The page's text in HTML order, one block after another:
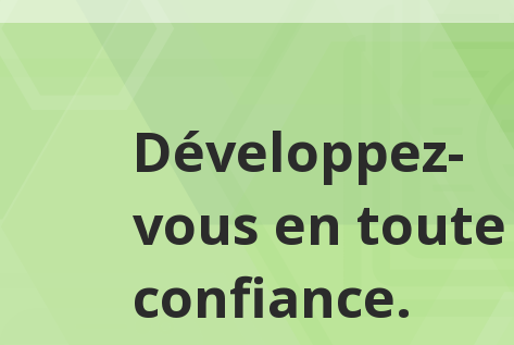
Développez-
vous en toute
confiance.